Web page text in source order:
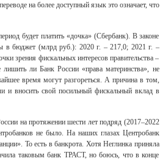
на более доступный язык это означает, что
будет платить «дочка» (Сбербанк). В законе
в бюджет (млрд руб.): 2020 г. – 217,0; 2021 г. –
зрения фискальных интересов правительства –
ли Банк России «права материнства», не
время могут разгореться. А причина в том,
и вносить свой посильный фискальный вклад в
на протяжении шести лет подряд (2017–2022
не было. На наших глазах Центробанк
То есть в банкрота. Хотя Неглинка приняла
таковым банк ТРАСТ, но боюсь, что в конце